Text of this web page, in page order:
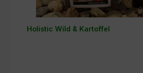
Holistic Wild & Kartoffel